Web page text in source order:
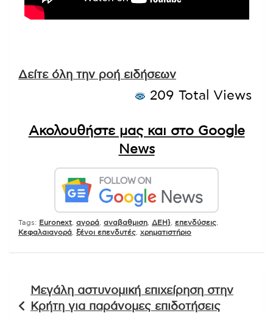
Δείτε όλη την ροή ειδήσεων
209 Total Views
Ακολουθήστε μας και στο Google
News
Tags: Euronext αγορά αναβαθμιση ΔΕΗ} επενδύσεις
Κεφαλαιαγορά ξένοι επενδυτές χρηματιστήριο
άρθρων
Μεγάλη αστυνομική επιχείρηση στην
Κρήτη για παράνομες επιδοτήσεις